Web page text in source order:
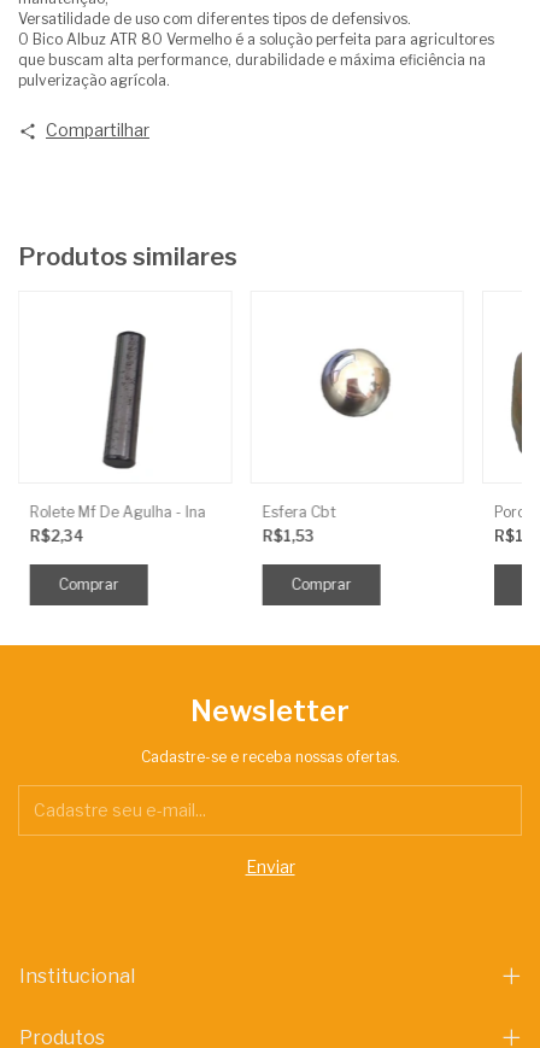
Versatilidade de uso com diferentes tipos de defensivos.
O Bico Albuz ATR 80 Vermelho é a solução perfeita para agricultores
que buscam alta performance, durabilidade e máxima eficiência na
pulverização agrícola.
Compartilhar
Produtos similares
Rolete Mf De Agulha - Ina
R$2,34
Esfera Cbt
R$1,53
Newsletter
Cadastre-se e receba nossas ofertas.
Institucional
Produtos